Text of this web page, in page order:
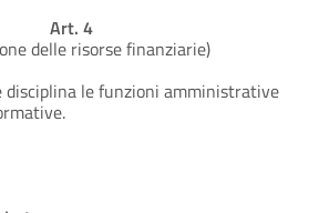
Art. 4
delle risorse finanziarie)
disciplina le funzioni amministrative